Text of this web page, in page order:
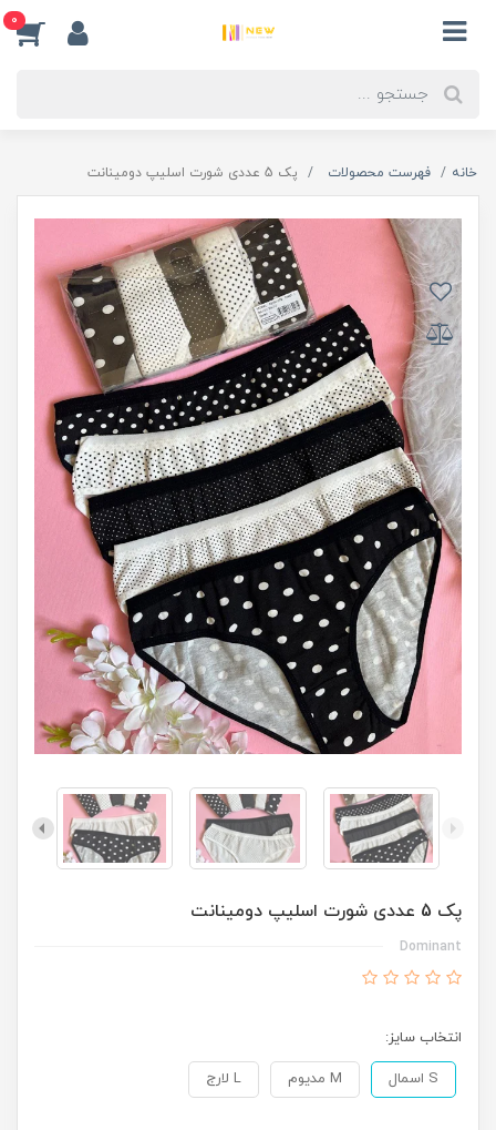
0
خانه فهرست محصولات پک 5 عددی شورت اسلیپ دومینانت
پک 5 عددی شورت اسلیپ دومینانت
Dominant
انتخاب سایز:
S اسمال M مدیوم L لارج